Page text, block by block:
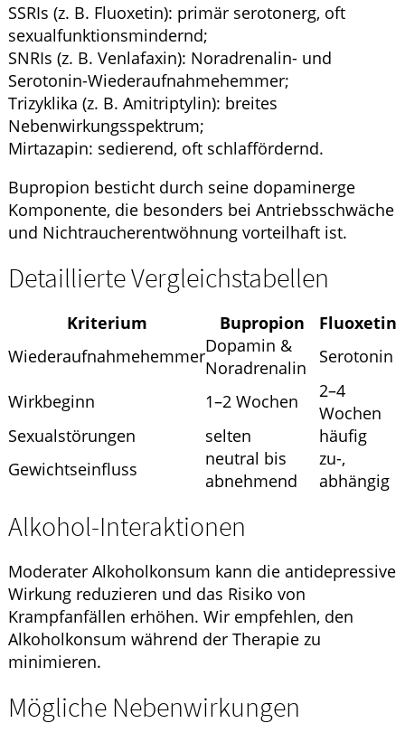
SSRIs (z. B. Fluoxetin): primär serotonerg, oft
sexualfunktionsmindernd;
SNRIs (z. B. Venlafaxin): Noradrenalin- und
Serotonin-Wiederaufnahmehemmer;
Trizyklika (z. B. Amitriptylin): breites
Nebenwirkungsspektrum;
Mirtazapin: sedierend, oft schlaffördernd.
Bupropion besticht durch seine dopaminerge
Komponente, die besonders bei Antriebsschwäche
und Nichtraucherentwöhnung vorteilhaft ist.
Detaillierte Vergleichstabellen
Kriterium Bupropion
Fluoxetin
WiederaufnahmehemmerDopamin &
Noradrenalin
Serotonin
Wirkbeginn 1–2 Wochen
2–4
Wochen
Sexualstörungen
selten
häufig
Gewichtseinfluss
neutral bis
abnehmend
zu-,
abhängig
Alkohol-Interaktionen
Moderater Alkoholkonsum kann die antidepressive
Wirkung reduzieren und das Risiko von
Krampfanfällen erhöhen. Wir empfehlen, den
Alkoholkonsum während der Therapie zu
minimieren.
Mögliche Nebenwirkungen